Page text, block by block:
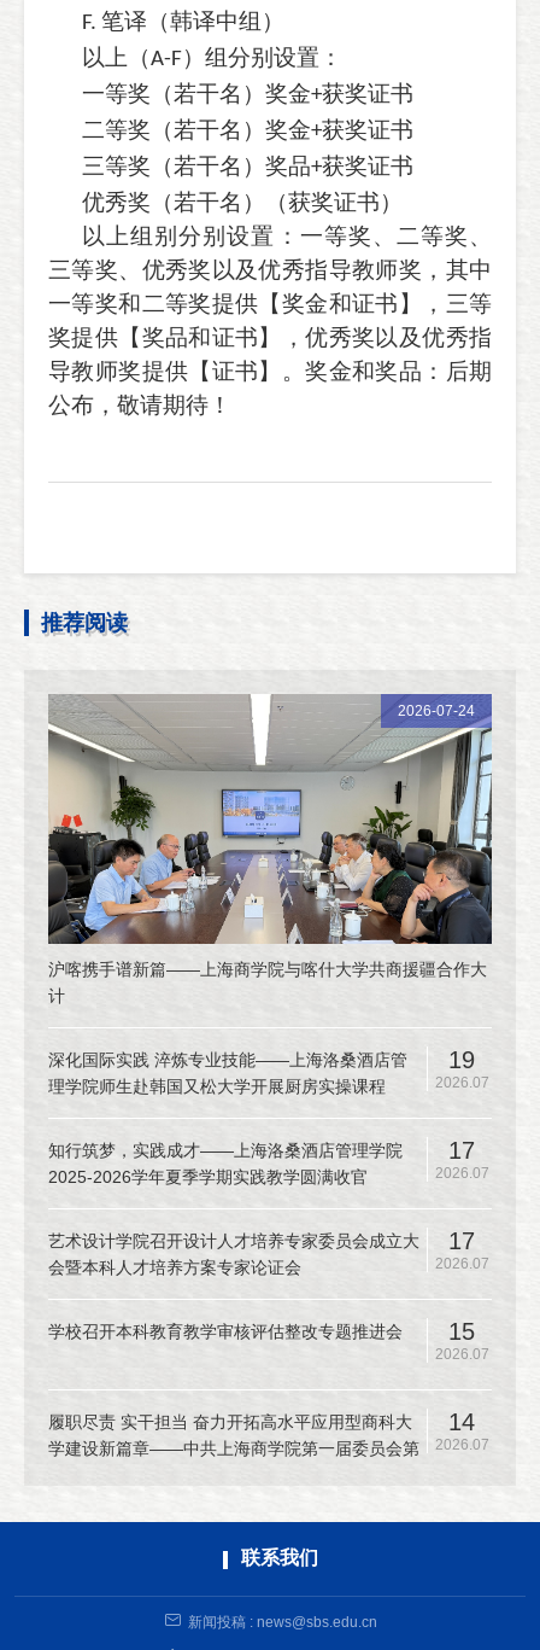
F. 笔译（韩译中组）
以上（A-F）组分别设置：
一等奖（若干名）奖金+获奖证书
二等奖（若干名）奖金+获奖证书
三等奖（若干名）奖品+获奖证书
优秀奖（若干名）（获奖证书）
以上组别分别设置：一等奖、二等奖、
三等奖、优秀奖以及优秀指导教师奖，其中
一等奖和二等奖提供【奖金和证书】，三等
奖提供【奖品和证书】，优秀奖以及优秀指
导教师奖提供【证书】。奖金和奖品：后期
公布，敬请期待！
推荐阅读
2026-07-24
沪喀携手谱新篇——上海商学院与喀什大学共商援疆合作大
计
19
2026.07
深化国际实践 淬炼专业技能——上海洛桑酒店管
理学院师生赴韩国又松大学开展厨房实操课程
17
2026.07
知行筑梦，实践成才——上海洛桑酒店管理学院
2025-2026学年夏季学期实践教学圆满收官
17
2026.07
艺术设计学院召开设计人才培养专家委员会成立大
会暨本科人才培养方案专家论证会
15
2026.07
学校召开本科教育教学审核评估整改专题推进会
14
2026.07
履职尽责 实干担当 奋力开拓高水平应用型商科大
学建设新篇章——中共上海商学院第一届委员会第
联系我们
新闻投稿 : news@sbs.edu.cn